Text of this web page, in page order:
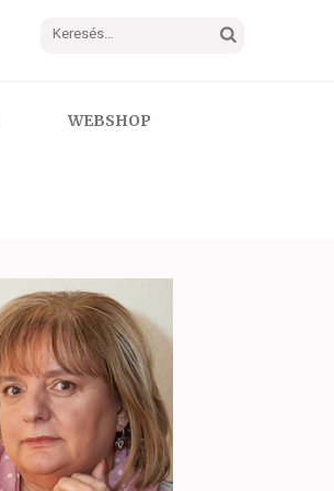
Keresés:
WEBSHOP